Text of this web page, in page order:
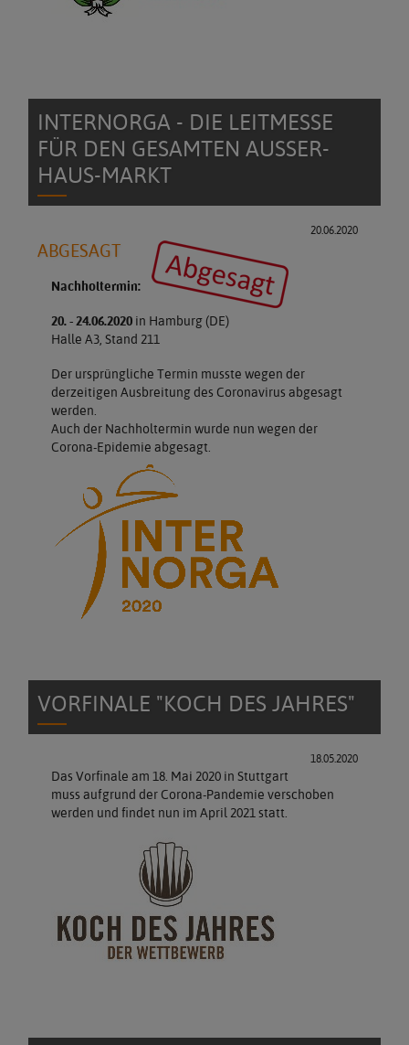
INTERNORGA - DIE LEITMESSE
FÜR DEN GESAMTEN AUSSER-H
AUS-MARKT
20.06.2020
ABGESAGT
Nachholtermin:
20. - 24.06.2020in Hamburg (DE)
Halle A3, Stand 211
Der ursprüngliche Termin musste wegen der
derzeitigen Ausbreitung des Coronavirus abgesagt
werden.
Auch der Nachholtermin wurde nun wegen der
Corona-Epidemie abgesagt.
VORFINALE "KOCH DES JAHRES"
18.05.2020
Das Vorfinale am 18. Mai 2020 in Stuttgart
muss aufgrund der Corona-Pandemie verschoben
werden und findet nun im April 2021 statt.